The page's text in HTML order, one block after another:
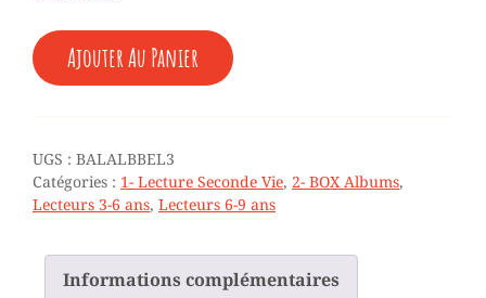
QUANTITÉ
DE
-
DIX
LIVRES
Ajouter Au Panier
UGS : BALALBBEL3
Catégories : 1- Lecture Seconde Vie, 2- BOX Albums,
Lecteurs 3-6 ans, Lecteurs 6-9 ans
Informations complémentaires